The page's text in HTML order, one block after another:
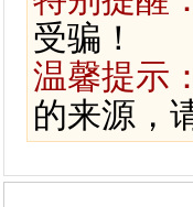
受骗！
温馨提示：
的来源，